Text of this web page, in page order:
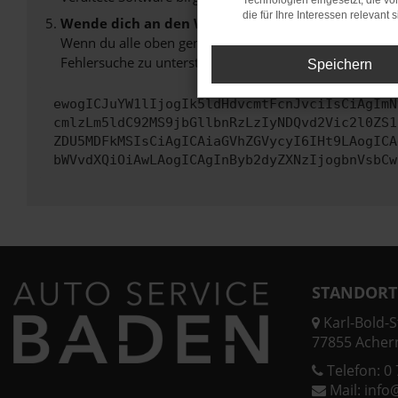
Wende dich an den Webseitenbetreiber.
Wenn du alle oben genannten Schritte versucht hast,
Fehlersuche zu unterstützen:
Karl-Bold-
77855
Telefon: 0
Mail:
die für Ihre Interessen relevant
Speichern